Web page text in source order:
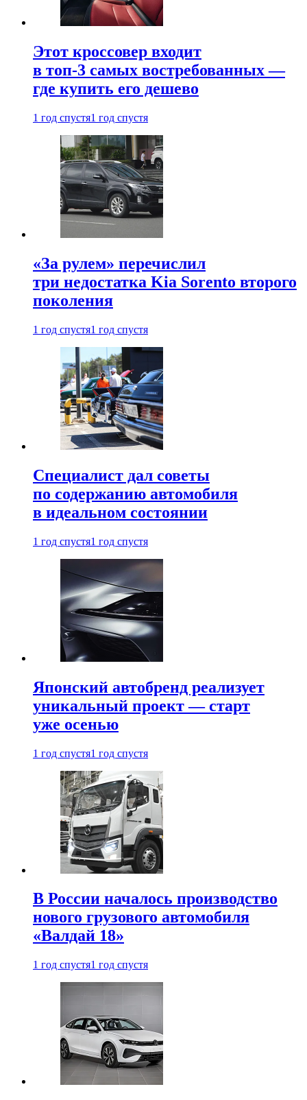
Этот кроссовер входит
в топ-3 самых востребованных —
где купить его дешево
1 год спустя1 год спустя
«За рулем» перечислил
три недостатка Kia Sorento второго
поколения
1 год спустя1 год спустя
Специалист дал советы
по содержанию автомобиля
в идеальном состоянии
1 год спустя1 год спустя
Японский автобренд реализует
уникальный проект — старт
уже осенью
1 год спустя1 год спустя
В России началось производство
нового грузового автомобиля
«Валдай 18»
1 год спустя1 год спустя